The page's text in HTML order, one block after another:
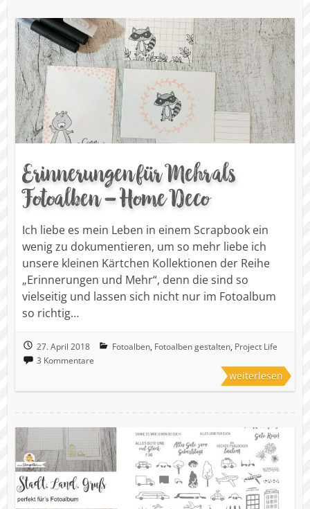
Erinnerungen für Mehr als
Fotoalben – Home Deco
Ich liebe es mein Leben in einem Scrapbook ein
wenig zu dokumentieren, um so mehr liebe ich
unsere kleinen Kärtchen Kollektionen der Reihe
„Erinnerungen und Mehr“, denn die sind so
vielseitig und lassen sich nicht nur im Fotoalbum
so richtig…
27. April 2018 Fotoalben, Fotoalben gestalten, Project Life
3 Kommentare
weiterlesen